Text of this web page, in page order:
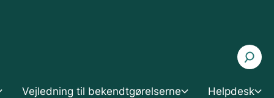
Vejledning til bekendtgørelserne Helpdesk